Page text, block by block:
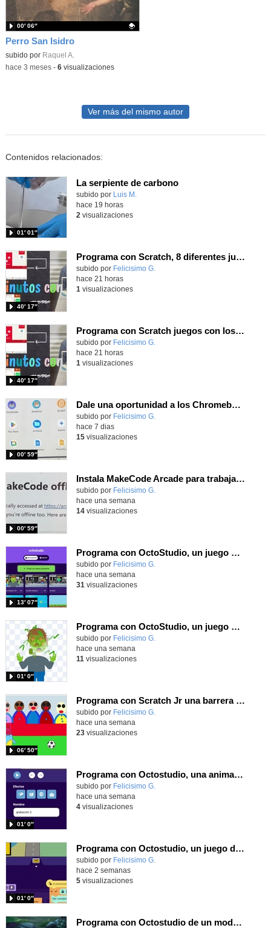
Perro San Isidro
Contenido educativo.
subido por Raquel A.
00′ 06″
-hace 3 meses- 6visualizaciones
Ver más del mismo autor
Contenidos relacionados:
La serpiente de carbono
Contenido educativo.
subido por Luis M.
01′ 01″
hace 19 horas
2 visualizaciones
Programa con Scratch, 8 diferentes juegos para vivir la emoción de los partidos de España en el mundial 2026
Contenido educativo.
subido por Felicisimo G.
40′ 17″
hace 21 horas
1 visualizaciones
Programa con Scratch juegos con los partidos del mundial 2026 ganados por España
Contenido educativo.
subido por Felicisimo G.
40′ 17″
hace 21 horas
1 visualizaciones
Dale una oportunidad a los Chromebooks y utiliza un proyector para realizar talleres si no tienes pantallas táctiles
Contenido educativo.
subido por Felicisimo G.
00′ 59″
hace 7 dias
15visualizaciones
Instala MakeCode Arcade para trabajar offline en tu tablet, ordenador, Chromebook
Contenido educativo.
subido por Felicisimo G.
00′ 59″
hace una semana
14visualizaciones
Programa con OctoStudio, un juego de disparos contra Zombies con un cargador basado en el House of the dead
Contenido educativo.
subido por Felicisimo G.
13′ 07″
hace una semana
31 visualizaciones
Programa con OctoStudio, un juego homenajeando al House of the dead con Zombies
Contenido educativo.
subido por Felicisimo G.
01′ 0″
hace una semana
11 visualizaciones
Programa con Scratch Jr una barrera que se desplaza para dar sensación de movimiento
Contenido educativo.
subido por Felicisimo G.
06′ 50″
hace una semana
23visualizaciones
Programa con Octostudio, una animación utilizando la cámara para una foto y audio y texto para comunicar.
Contenido educativo.
subido por Felicisimo G.
01′ 0″
hace una semana
4visualizaciones
Programa con Octostudio, un juego de Educación Víal cruzando un paso de cebra.
Contenido educativo.
subido por Felicisimo G.
01′ 0″
hace 2 semanas
5visualizaciones
Programa con Octostudio de un modo sencillo, offline y gratuito